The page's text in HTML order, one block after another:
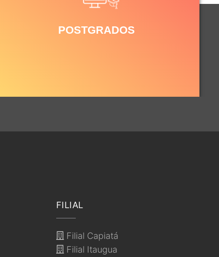
POSTGRADOS
FILIAL
Filial Capiatá
Filial Itaugua